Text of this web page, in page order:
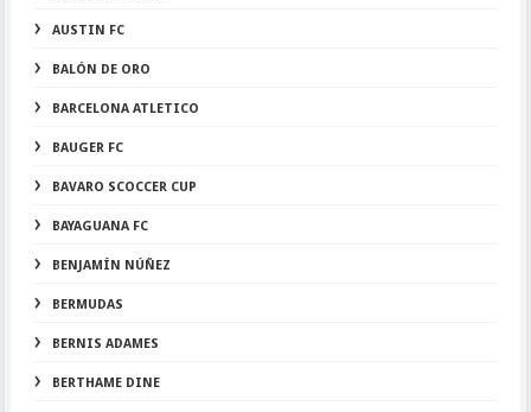
AUSTIN FC
BALÓN DE ORO
BARCELONA ATLETICO
BAUGER FC
BAVARO SCOCCER CUP
BAYAGUANA FC
BENJAMÍN NÚÑEZ
BERMUDAS
BERNIS ADAMES
BERTHAME DINE